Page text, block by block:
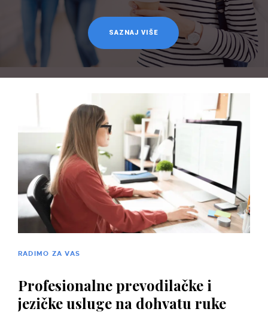
PREVODILAČKI BIRO
KURSEVI
NOVOSTI
KONTAKT
SAZNAJ VIŠE
RADIMO ZA VAS
Profesionalne prevodilačke i
jezičke usluge na dohvatu ruke